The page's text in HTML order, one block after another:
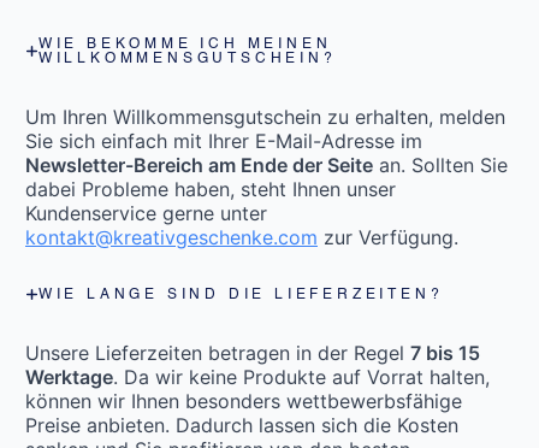
WIE BEKOMME ICH MEINEN
WILLKOMMENSGUTSCHEIN?
Um Ihren Willkommensgutschein zu erhalten, melden
Sie sich einfach mit Ihrer E-Mail-Adresse im
Newsletter-Bereich am Ende der Seite an. Sollten Sie
dabei Probleme haben, steht Ihnen unser
Kundenservice gerne unter
kontakt@kreativgeschenke.com zur Verfügung.
WIE LANGE SIND DIE LIEFERZEITEN?
Unsere Lieferzeiten betragen in der Regel 7 bis 15
Werktage. Da wir keine Produkte auf Vorrat halten,
können wir Ihnen besonders wettbewerbsfähige
Preise anbieten. Dadurch lassen sich die Kosten